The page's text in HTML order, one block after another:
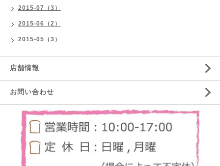
2015-07（3）
2015-06（2）
2015-05（3）
店舗情報
お問い合わせ